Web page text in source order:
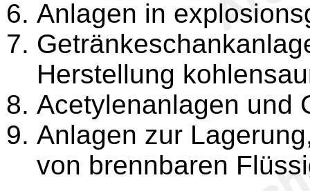
Anlagen in
Herstellung
Acetylenanlagen und
Anlagen zur
von brennbaren